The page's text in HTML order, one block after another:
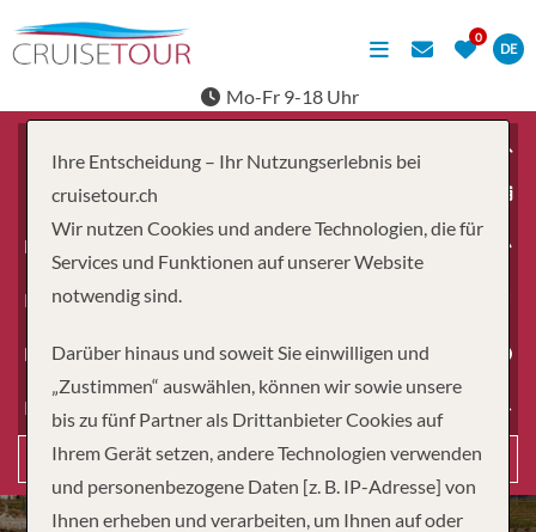
DE
Mo-Fr 9-18 Uhr
Erwachsene
Kinder
Dauer
Reiseart
Suchen
Ihre Entscheidung – Ihr Nutzungserlebnis bei
cruisetour.ch
Wir nutzen Cookies und andere Technologien, die für
Services und Funktionen auf unserer Website
notwendig sind.
Darüber hinaus und soweit Sie einwilligen und
„Zustimmen“ auswählen, können wir sowie unsere
bis zu fünf Partner als Drittanbieter Cookies auf
Ihrem Gerät setzen, andere Technologien verwenden
und personenbezogene Daten [z. B. IP-Adresse] von
Ihnen erheben und verarbeiten, um Ihnen auf oder